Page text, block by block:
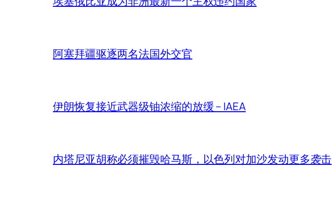
阿塞拜疆驱逐两名法国外交官
伊朗恢复接近武器级铀浓缩的放缓 – IAEA
内塔尼亚胡称必须摧毁哈马斯，以色列对加沙发动更多袭击